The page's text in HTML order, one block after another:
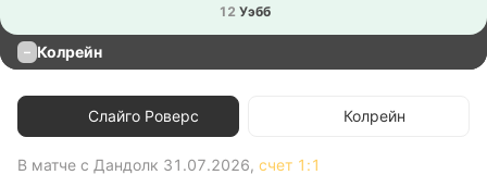
12 Уэбб
– Колрейн
Слайго Роверс Колрейн
В матче с Дандолк 31.07.2026, счет 1:1